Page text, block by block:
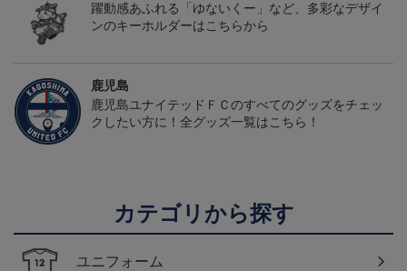
躍動感あふれる「ゆないくー」など、多彩なデザイ
ンのキーホルダーはこちらから
鹿児島
鹿児島ユナイテッドＦＣのすべてのグッズをチェッ
クしたい方に！全グッズ一覧はこちら！
カテゴリから探す
ユニフォーム